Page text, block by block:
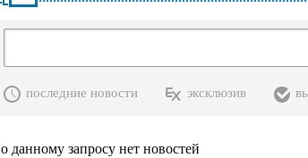
последние новости эксклюзив
данному запросу нет новостей